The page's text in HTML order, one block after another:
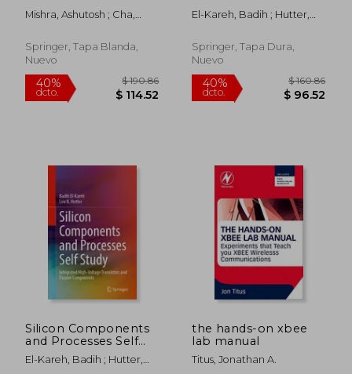
40%
dcto. $ 267.52
40%
Accelerators (en
Inglés)
Mishra, Ashutosh ; Cha,
Springer, Tapa Blanda,
Nuevo
Study: Field-Effect
Transistors (en Inglés)
El-Kareh, Badih ; Hutter,
Springer, Tapa Dura,
Nuevo
Silicon Components
and Processes Self
Study: Integrated
High-Voltage
El-Kareh, Badih ; Hutter,
the hands-on xbee
lab manual
Titus, Jonathan A.